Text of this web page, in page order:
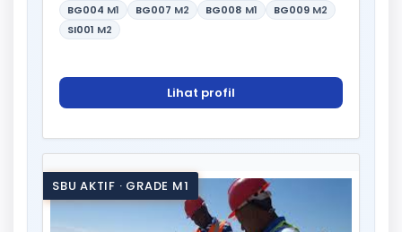
BG004 M1 BG007 M2 BG008 M1 BG009 M2
SI001 M2
Lihat profil
SBU AKTIF · GRADE M1